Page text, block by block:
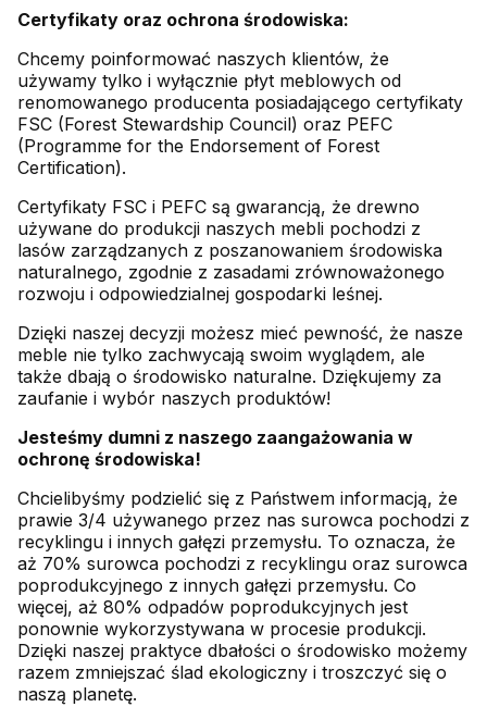
Certyfikaty oraz ochrona środowiska:
Chcemy poinformować naszych klientów, że
używamy tylko i wyłącznie płyt meblowych od
renomowanego producenta posiadającego certyfikaty
FSC (Forest Stewardship Council) oraz PEFC
(Programme for the Endorsement of Forest
Certification).
Certyfikaty FSC i PEFC są gwarancją, że drewno
używane do produkcji naszych mebli pochodzi z
lasów zarządzanych z poszanowaniem środowiska
naturalnego, zgodnie z zasadami zrównoważonego
rozwoju i odpowiedzialnej gospodarki leśnej.
Dzięki naszej decyzji możesz mieć pewność, że nasze
meble nie tylko zachwycają swoim wyglądem, ale
także dbają o środowisko naturalne. Dziękujemy za
zaufanie i wybór naszych produktów!
Jesteśmy dumni z naszego zaangażowania w
ochronę środowiska!
Chcielibyśmy podzielić się z Państwem informacją, że
prawie 3/4 używanego przez nas surowca pochodzi z
recyklingu i innych gałęzi przemysłu. To oznacza, że
aż 70% surowca pochodzi z recyklingu oraz surowca
poprodukcyjnego z innych gałęzi przemysłu. Co
więcej, aż 80% odpadów poprodukcyjnych jest
ponownie wykorzystywana w procesie produkcji.
Dzięki naszej praktyce dbałości o środowisko możemy
razem zmniejszać ślad ekologiczny i troszczyć się o
naszą planetę.